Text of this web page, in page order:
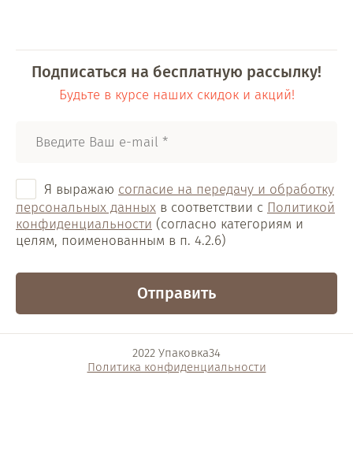
Подписаться на бесплатную рассылку!
Будьте в курсе наших скидок и акций!
Я выражаю согласие на передачу и обработку
персональных данных в соответствии с Политикой
конфиденциальности (согласно категориям и
целям, поименованным в п. 4.2.6)
Отправить
2022 Упаковка34
Политика конфиденциальности